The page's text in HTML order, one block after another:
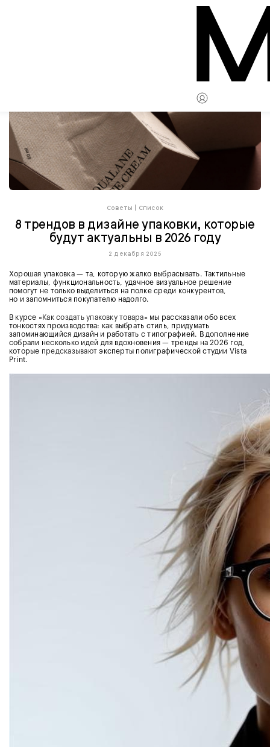
Советы Список
8 трендов в дизайне упаковки, которые
будут актуальны в 2026 году
2 декабря 2025
Хорошая упаковка — та, которую жалко выбрасывать. Тактильные
материалы, функциональность, удачное визуальное решение
помогут не только выделиться на полке среди конкурентов,
но и запомниться покупателю надолго.
В курсе «Как создать упаковку товара» мы рассказали обо всех
тонкостях производства: как выбрать стиль, придумать
запоминающийся дизайн и работать с типографией. В дополнение
собрали несколько идей для вдохновения — тренды на 2026 год,
которые предсказывают эксперты полиграфической студии Vista
Print.